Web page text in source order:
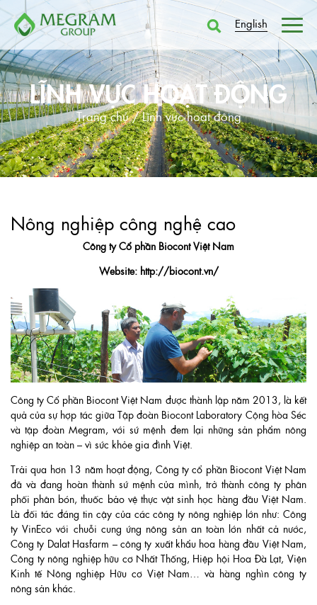
English
LĨNH VỰC HOẠT ĐỘNG
Trang chủ /Lĩnh vực hoạt động
Nông nghiệp công nghệ cao
Công ty Cổ phần Biocont Việt Nam
Website: http://biocont.vn/
Công ty Cổ phần Biocont Việt Nam được thành lập năm 2013, là kết
quả của sự hợp tác giữa Tập đoàn Biocont Laboratory Cộng hòa Séc
và tập đoàn Megram, với sứ mệnh đem lại những sản phẩm nông
nghiệp an toàn – vì sức khỏe gia đình Việt.
Trải qua hơn 13 năm hoạt động, Công ty cổ phần Biocont Việt Nam
đã và đang hoàn thành sứ mệnh của mình, trở thành công ty phân
phối phân bón, thuốc bảo vệ thực vật sinh học hàng đầu Việt Nam.
Là đối tác đáng tin cậy của các công ty nông nghiệp lớn như: Công
ty VinEco với chuỗi cung ứng nông sản an toàn lớn nhất cả nước,
Công ty Dalat Hasfarm – công ty xuất khẩu hoa hàng đầu Việt Nam,
Công ty nông nghiệp hữu cơ Nhất Thống, Hiệp hội Hoa Đà Lạt, Viện
Kinh tế Nông nghiệp Hữu cơ Việt Nam… và hàng nghìn công ty
nông sản khác.